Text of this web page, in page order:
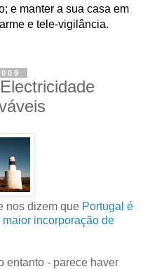
e manter a sua casa em
e tele-vigilância.
nos dizem que Portugal é
incorporação de
entanto - parece haver